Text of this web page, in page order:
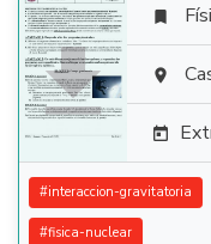




#interaccion-gravitatoria
#fisica-nuclear